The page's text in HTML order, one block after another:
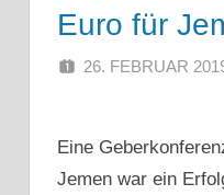
Euro für
26. FEBRUAR
Eine
Jemen war ein